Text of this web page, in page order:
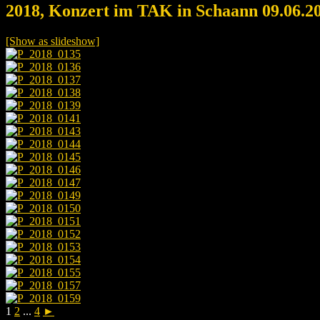
2018, Konzert im TAK in Schaann
[Show as slideshow]
1 2 ... 4 ►